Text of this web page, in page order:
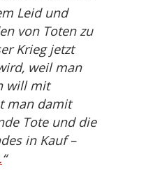
Leid und
von Toten zu
Krieg jetzt
weil man
will mit
man damit
Tote und die
in Kauf –
“